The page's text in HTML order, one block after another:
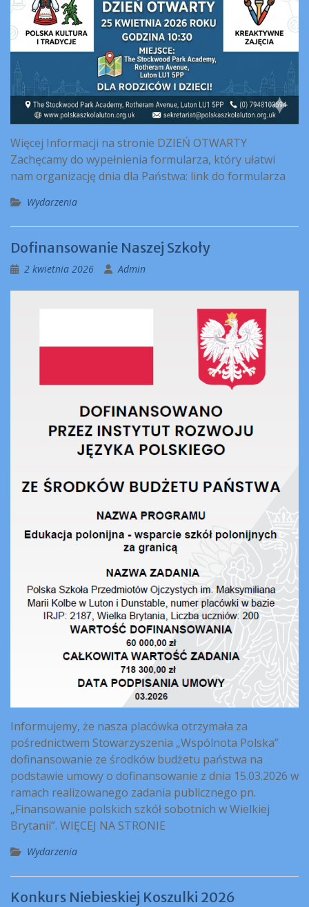
Więcej Informacji na stronie DZIEŃ OTWARTY
Zachęcamy do wypełnienia formularza, który ułatwi
nam organizację dnia dla Państwa: link do formularza
Wydarzenia
Dofinansowanie Naszej Szkoły
2 kwietnia 2026 Admin
Informujemy, że nasza placówka otrzymała za
pośrednictwem Stowarzyszenia „Wspólnota Polska”
dofinansowanie ze środków budżetu państwa na
podstawie umowy o dofinansowanie z dnia 15.03.2026 w
ramach realizowanego zadania publicznego pn.
„Finansowanie polskich szkół sobotnich w Wielkiej
Brytanii”. WIĘCEJ NA STRONIE
Wydarzenia
Konkurs Niebieskiej Koszulki 2026